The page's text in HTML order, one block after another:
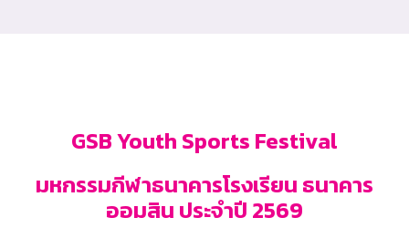
GSB Youth Sports Festival
มหกรรมกีฬาธนาคารโรงเรียน ธนาคาร
ออมสิน ประจำปี 2569